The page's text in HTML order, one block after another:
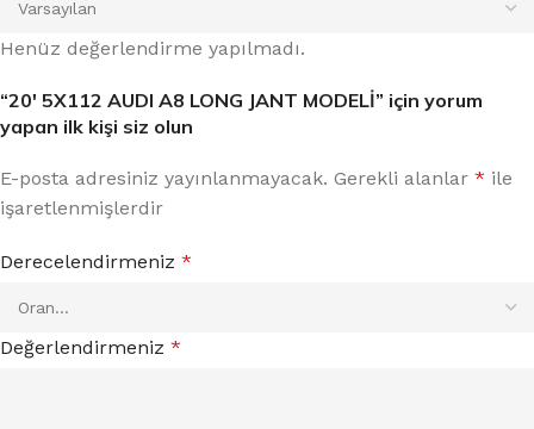
Henüz değerlendirme yapılmadı.
“20′ 5X112 AUDI A8 LONG JANT MODELİ” için yorum
yapan ilk kişi siz olun
E-posta adresiniz yayınlanmayacak. Gerekli alanlar * ile
işaretlenmişlerdir
Derecelendirmeniz *
Değerlendirmeniz *